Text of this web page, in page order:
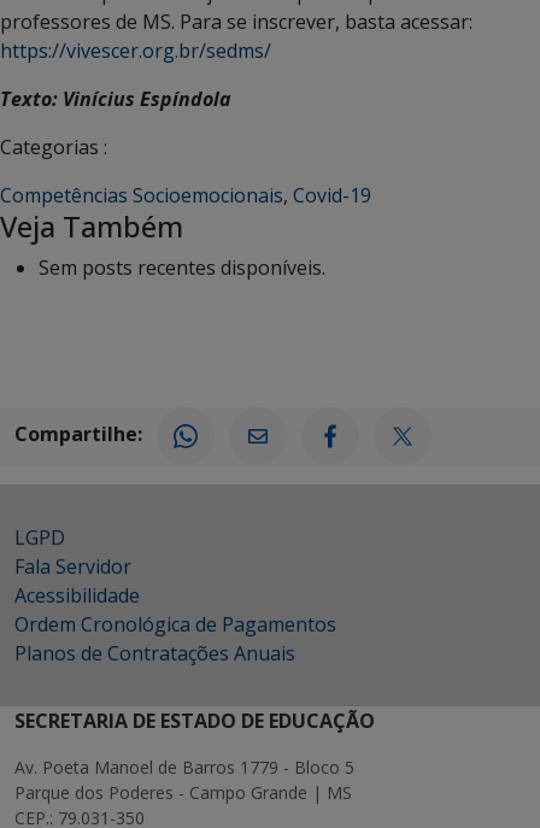
professores de MS. Para se inscrever, basta acessar:
https://vivescer.org.br/sedms/
Texto: Vinícius Espíndola
Categorias :
Competências Socioemocionais, Covid-19
Veja Também
Sem posts recentes disponíveis.
Compartilhe:
LGPD
Fala Servidor
Acessibilidade
Ordem Cronológica de Pagamentos
Planos de Contratações Anuais
SECRETARIA DE ESTADO DE EDUCAÇÃO
Av. Poeta Manoel de Barros 1779 - Bloco 5
Parque dos Poderes - Campo Grande | MS
CEP.: 79.031-350